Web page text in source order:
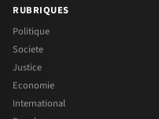
RUBRIQUES
Politique
Societe
Justice
Economie
International